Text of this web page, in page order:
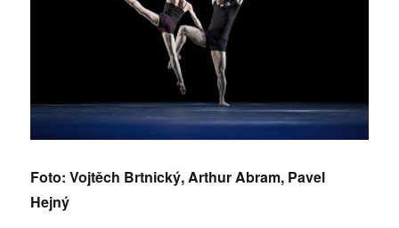
Foto: Vojtěch Brtnický, Arthur Abram, Pavel
Hejný